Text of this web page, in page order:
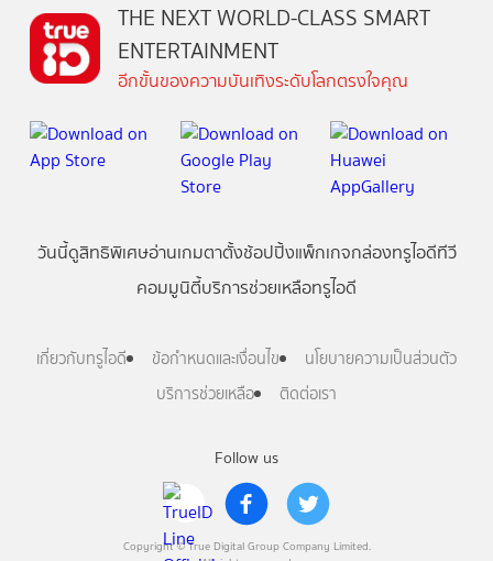
Follow us
Copyright © True Digital Group Company Limited.
THE NEXT WORLD-CLASS SMART
ENTERTAINMENT
อีกขั้นของความบันเทิงระดับโลกตรงใจคุณ
วันนี้ดูสิทธิพิเศษอ่านเกมตาตั้งช้อปปิ้งแพ็กเกจกล่องทรูไอดีทีวี
คอมมูนิตี้บริการช่วยเหลือทรูไอดี
เกี่ยวกับทรูไอดี ข้อกำหนดและเงื่อนไข
นโยบายความเป็นส่วนตัว
บริการช่วยเหลือ
ติดต่อเรา